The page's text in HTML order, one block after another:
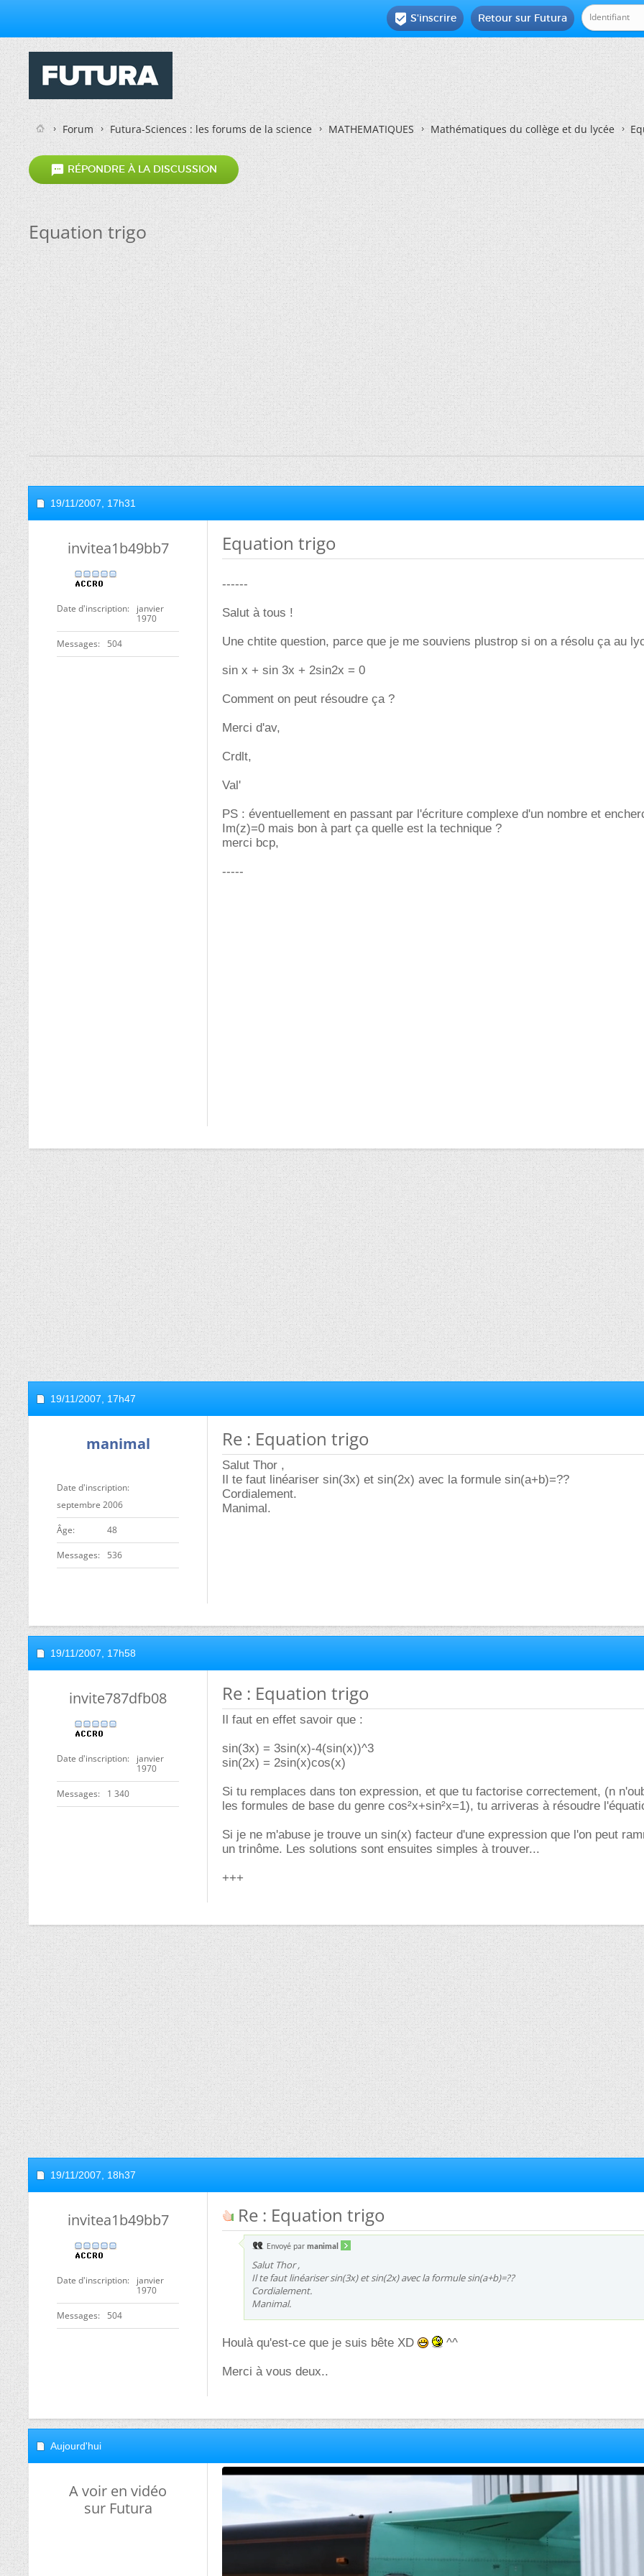
Retour sur Futura
 S'inscrire
Forum Futura-Sciences : les forums de la science MATHEMATIQUES Mathématiques du collège et du lycée
 RÉPONDRE À LA DISCUSSION
Equation trigo
19/11/2007, 17h31
invitea1b49bb7
Date d'inscription
janvier
1970
Messages 504
Equation trigo
------
Salut à tous !
Une chtite question, parce que je me souviens plustrop si on a résolu ça au
sin x + sin 3x + 2sin2x = 0
Comment on peut résoudre ça ?
Merci d'av,
Crdlt,
Val'
PS : éventuellement en passant par l'écriture complexe d'un nombre et
Im(z)=0 mais bon à part ça quelle est la technique ?
merci bcp,
-----
19/11/2007, 17h47
manimal
Date d'inscription
septembre 2006
ge 48
Messages 536
Re : Equation trigo
Salut Thor ,
Il te faut linéariser sin(3x) et sin(2x) avec la formule sin(a+b)=??
Cordialement.
Manimal.
19/11/2007, 17h58
invite787dfb08
Date d'inscription
janvier
1970
Messages 1 340
Re : Equation trigo
Il faut en effet savoir que :
sin(3x) = 3sin(x)-4(sin(x))^3
sin(2x) = 2sin(x)cos(x)
Si tu remplaces dans ton expression, et que tu factorise correctement, (n
les formules de base du genre cos²x+sin²x=1), tu arriveras à résoudre
Si je ne m'abuse je trouve un sin(x) facteur d'une expression que l'on peut
un trinôme. Les solutions sont ensuites simples à trouver...
+++
19/11/2007, 18h37
invitea1b49bb7
Date d'inscription
janvier
1970
Messages 504
Re : Equation trigo
Envoyé par manimal
Salut Thor ,
Il te faut linéariser sin(3x) et sin(2x) avec la formule sin(a+b)=??
Cordialement.
Manimal.
Houlà qu'est-ce que je suis bête XD ^^
Merci à vous deux..
Aujourd'hui
A voir en vidéo
sur Futura